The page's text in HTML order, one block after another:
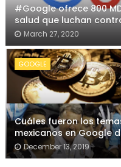
#Google ofrece 800
salud que luchan
March 27, 2020
GOOGLE
Cuáles fueron los
mexicanos en Google
December 13, 2019